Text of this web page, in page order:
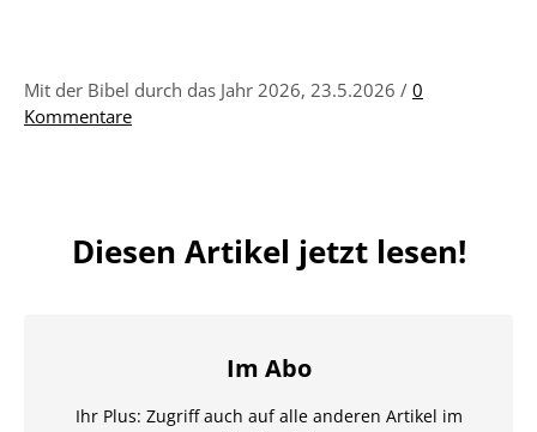
Mit der Bibel durch das Jahr 2026, 23.5.2026 / 0
Kommentare
Diesen Artikel jetzt lesen!
Im Abo
Ihr Plus: Zugriff auch auf alle anderen Artikel im